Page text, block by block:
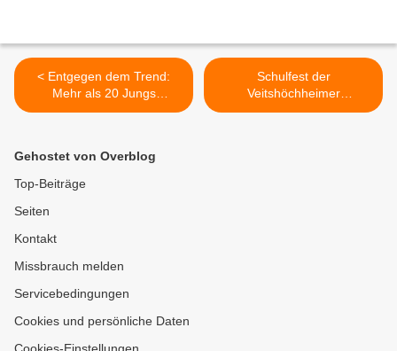
< Entgegen dem Trend:
Mehr als 20 Jungs
schwingen bei der TG
drei Jugendmannschaften
wurden Meister
Schulfest der
Veitshöchheimer
Mittelschule bot Musik,
Gehostet von Overblog
Top-Beiträge
Seiten
Kontakt
Missbrauch melden
Servicebedingungen
Cookies und persönliche Daten